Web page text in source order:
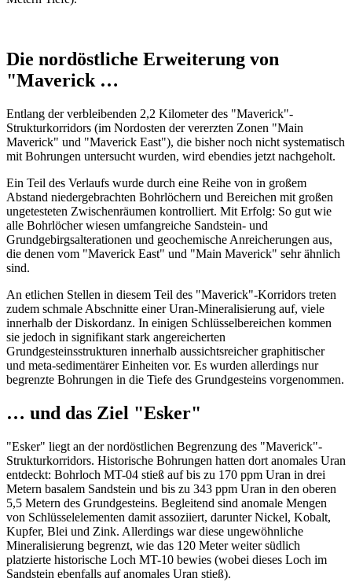
Die nordöstliche Erweiterung von
"Maverick …
Entlang der verbleibenden 2,2 Kilometer des "Maverick"-
Strukturkorridors (im Nordosten der vererzten Zonen "Main
Maverick" und "Maverick East"), die bisher noch nicht systematisch
mit Bohrungen untersucht wurden, wird ebendies jetzt nachgeholt.
Ein Teil des Verlaufs wurde durch eine Reihe von in großem
Abstand niedergebrachten Bohrlöchern und Bereichen mit großen
ungetesteten Zwischenräumen kontrolliert. Mit Erfolg: So gut wie
alle Bohrlöcher wiesen umfangreiche Sandstein- und
Grundgebirgsalterationen und geochemische Anreicherungen aus,
die denen vom "Maverick East" und "Main Maverick" sehr ähnlich
sind.
An etlichen Stellen in diesem Teil des "Maverick"-Korridors treten
zudem schmale Abschnitte einer Uran-Mineralisierung auf, viele
innerhalb der Diskordanz. In einigen Schlüsselbereichen kommen
sie jedoch in signifikant stark angereicherten
Grundgesteinsstrukturen innerhalb aussichtsreicher graphitischer
und meta-sedimentärer Einheiten vor. Es wurden allerdings nur
begrenzte Bohrungen in die Tiefe des Grundgesteins vorgenommen.
… und das Ziel "Esker"
"Esker" liegt an der nordöstlichen Begrenzung des "Maverick"-
Strukturkorridors. Historische Bohrungen hatten dort anomales Uran
entdeckt: Bohrloch MT-04 stieß auf bis zu 170 ppm Uran in drei
Metern basalem Sandstein und bis zu 343 ppm Uran in den oberen
5,5 Metern des Grundgesteins. Begleitend sind anomale Mengen
von Schlüsselelementen damit assoziiert, darunter Nickel, Kobalt,
Kupfer, Blei und Zink. Allerdings war diese ungewöhnliche
Mineralisierung begrenzt, wie das 120 Meter weiter südlich
platzierte historische Loch MT-10 bewies (wobei dieses Loch im
Sandstein ebenfalls auf anomales Uran stieß).